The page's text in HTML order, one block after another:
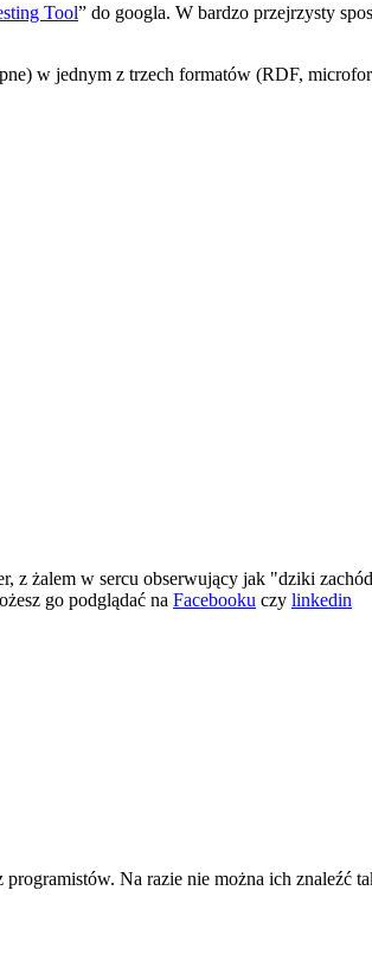
Tool” do googla. W bardzo przejrzysty
w jednym z trzech formatów (RDF,
żalem w sercu obserwujący jak "dziki
go podglądać na Facebooku czy linkedin
Na razie nie można ich znaleźć